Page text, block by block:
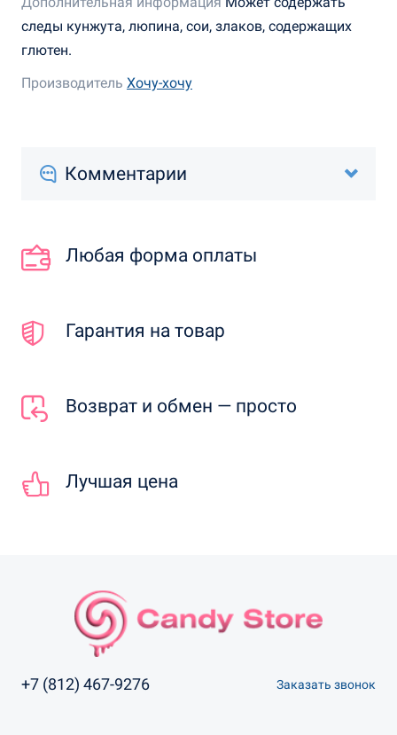
следы кунжута, люпина, сои, злаков, содержащих
глютен.
Производитель Хочу-хочу
Комментарии
Любая форма оплаты
Гарантия на товар
Возврат и обмен — просто
Лучшая цена
+7 (812) 467-9276 Заказать звонок